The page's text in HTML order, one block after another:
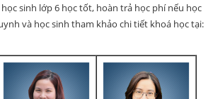
sinh lớp 6 học tốt, hoàn trả học phí nếu học
và học sinh tham khảo chi tiết khoá học tại: